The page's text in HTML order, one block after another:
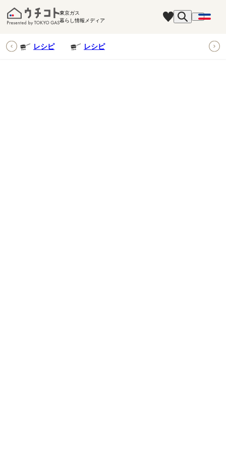
東京ガス
暮らし情報メディア
レシピ レシピ